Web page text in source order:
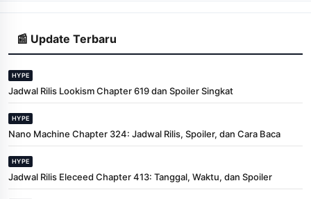
📰 Update Terbaru
HYPE
Jadwal Rilis Lookism Chapter 619 dan Spoiler Singkat
HYPE
Nano Machine Chapter 324: Jadwal Rilis, Spoiler, dan Cara Baca
HYPE
Jadwal Rilis Eleceed Chapter 413: Tanggal, Waktu, dan Spoiler